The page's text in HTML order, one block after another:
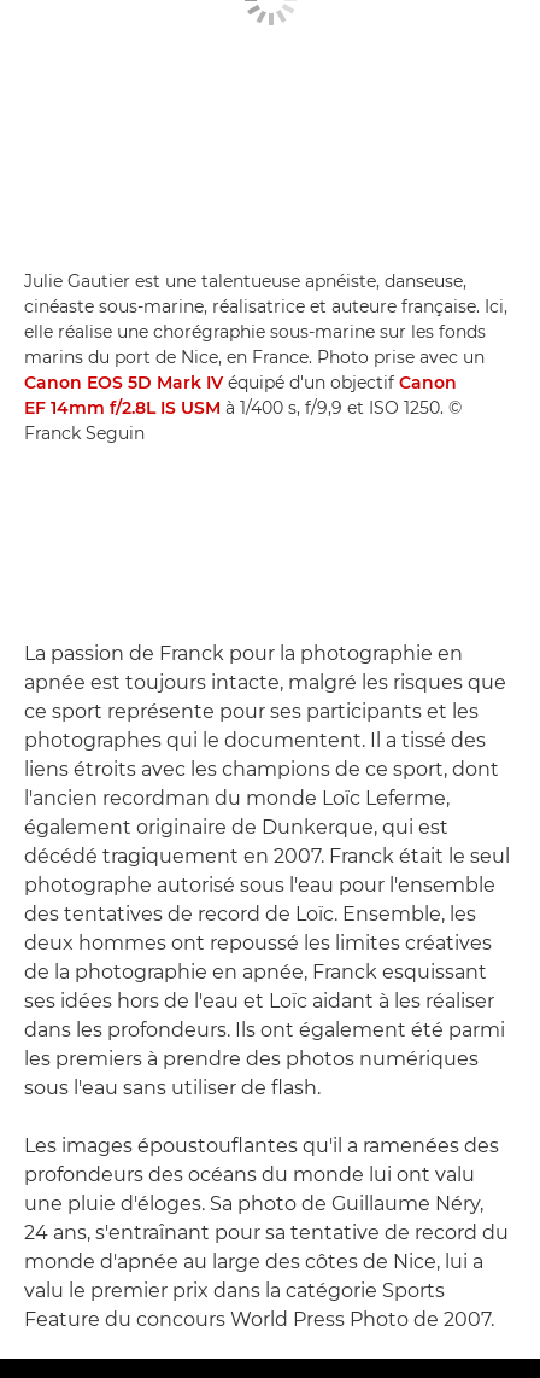
Julie Gautier est une talentueuse apnéiste, danseuse,
cinéaste sous-marine, réalisatrice et auteure française. Ici,
elle réalise une chorégraphie sous-marine sur les fonds
marins du port de Nice, en France. Photo prise avec un
Canon EOS 5D Mark IV équipé d'un objectif Canon
EF 14mm f/2.8L IS USM à 1/400 s, f/9,9 et ISO 1250. ©
Franck Seguin
La passion de Franck pour la photographie en
apnée est toujours intacte, malgré les risques que
ce sport représente pour ses participants et les
photographes qui le documentent. Il a tissé des
liens étroits avec les champions de ce sport, dont
l'ancien recordman du monde Loïc Leferme,
également originaire de Dunkerque, qui est
décédé tragiquement en 2007. Franck était le seul
photographe autorisé sous l'eau pour l'ensemble
des tentatives de record de Loïc. Ensemble, les
deux hommes ont repoussé les limites créatives
de la photographie en apnée, Franck esquissant
ses idées hors de l'eau et Loïc aidant à les réaliser
dans les profondeurs. Ils ont également été parmi
les premiers à prendre des photos numériques
sous l'eau sans utiliser de flash.
Les images époustouflantes qu'il a ramenées des
profondeurs des océans du monde lui ont valu
une pluie d'éloges. Sa photo de Guillaume Néry,
24 ans, s'entraînant pour sa tentative de record du
monde d'apnée au large des côtes de Nice, lui a
valu le premier prix dans la catégorie Sports
Feature du concours World Press Photo de 2007.